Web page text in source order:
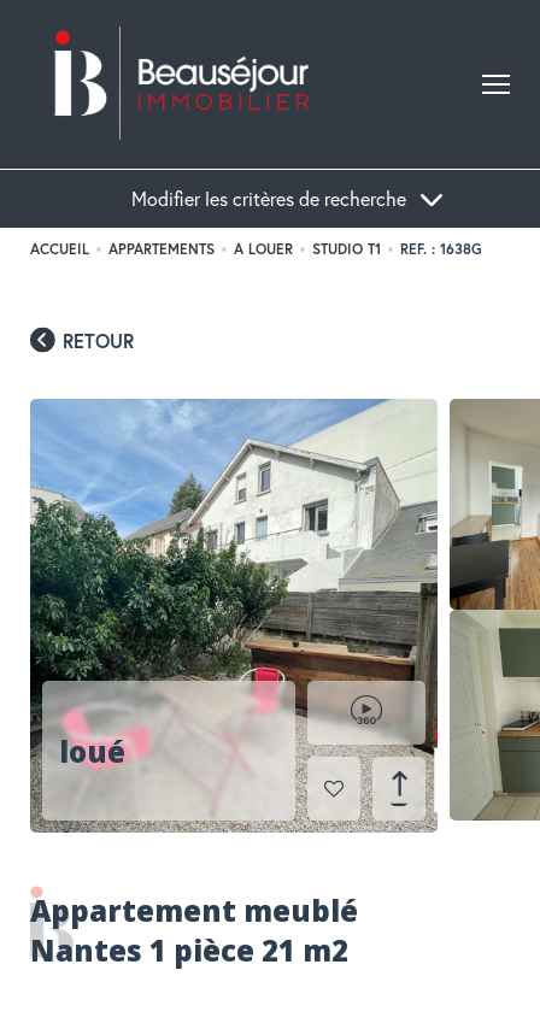
Modifier les critères de recherche
RECHERCHER
ACCUEIL APPARTEMENTS A LOUER STUDIO T1 REF. : 1638G
Appartement meublé
Nantes 1 pièce 21 m2
loué